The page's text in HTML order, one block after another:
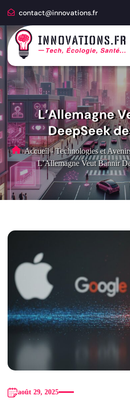
contact@innovations.fr
L’Allemagne
DeepSeek
Accueil - Technologies et
L’Allemagne Veut Bannir
août 29, 2025